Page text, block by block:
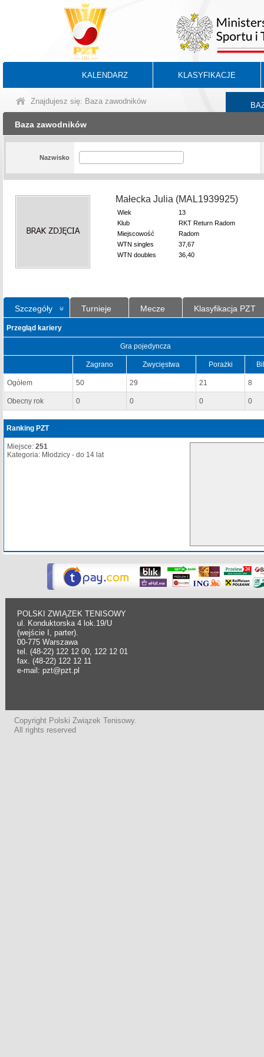
KALENDARZ KLASYFIKACJE
Znajdujesz się: Baza zawodników
Baza zawodników
Nazwisko
Małecka Julia (MAL1939925)
Wiek
13
Klub
RKT Return Radom
Miejscowość
Radom
WTN singles
37,67
WTN doubles
36,40
Szczegóły Turnieje Mecze Klasyfikacja PZT
Przegląd kariery
Gra pojedyncza
Zagrano Zwycięstwa Porażki
Ogółem 50 29 21 8
Obecny rok 0 0 0 0
Ranking PZT
Miejsce: 251
Kategoria: Młodzicy - do 14 lat
POLSKI ZWIĄZEK TENISOWY
ul. Konduktorska 4 lok.19/U
(wejście I, parter).
00-775 Warszawa
tel. (48-22) 122 12 00, 122 12 01
fax. (48-22) 122 12 11
e-mail: pzt@pzt.pl
Copyright Polski Związek Tenisowy.
All rights reserved